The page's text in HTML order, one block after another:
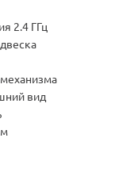
2.4 ГГц
вид